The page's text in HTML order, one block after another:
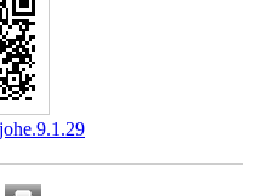
‎ 10.61186/johe.9.1.29